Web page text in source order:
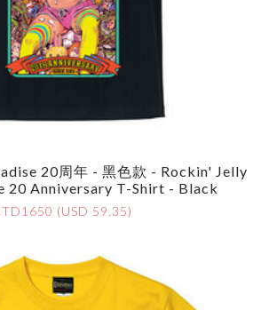
20周年 - 黑色款 - Rockin' Jelly
20 Anniversary T-Shirt - Black
(USD 59.35)